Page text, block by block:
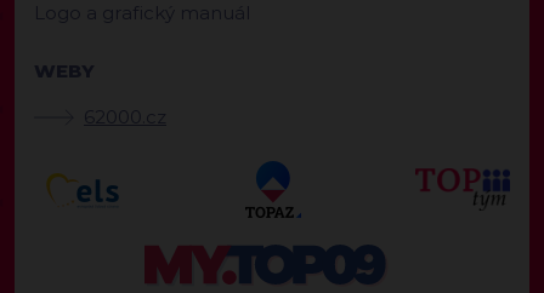
Logo a grafický manuál
WEBY
62000.cz